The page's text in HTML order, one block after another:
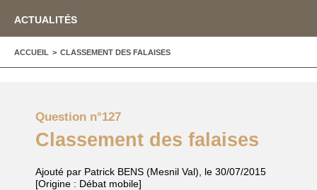
ACTUALITÉS
VOUS ÊTES ICI
ACCUEIL > CLASSEMENT DES FALAISES
Question n°127
Classement des falaises
Ajouté par Patrick BENS (Mesnil Val) le 30/07/2015
[Origine : Débat mobile]